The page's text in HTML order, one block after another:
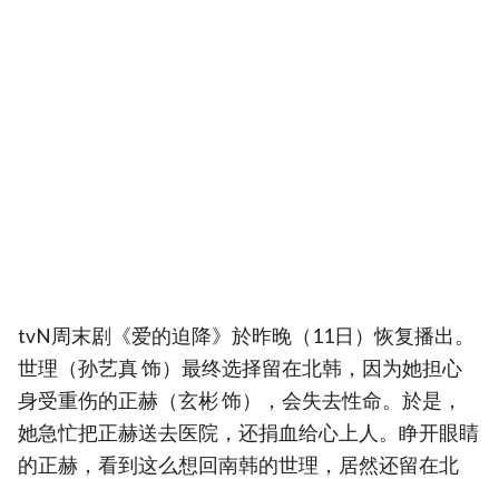
tvN周末剧《爱的迫降》於昨晚（11日）恢复播出。
世理（孙艺真 饰）最终选择留在北韩，因为她担心
身受重伤的正赫（玄彬 饰），会失去性命。於是，
她急忙把正赫送去医院，还捐血给心上人。睁开眼睛
的正赫，看到这么想回南韩的世理，居然还留在北